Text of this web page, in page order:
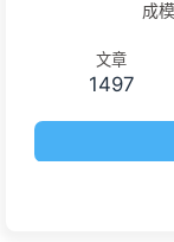
成
文章
1497